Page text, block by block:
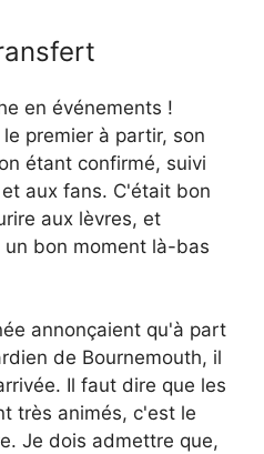
en événements !
premier à partir, son
étant confirmé, suivi
aux fans. C'était bon
aux lèvres, et
bon moment là-bas
annonçaient qu'à part
de Bournemouth, il
Il faut dire que les
très animés, c'est le
Je dois admettre que,